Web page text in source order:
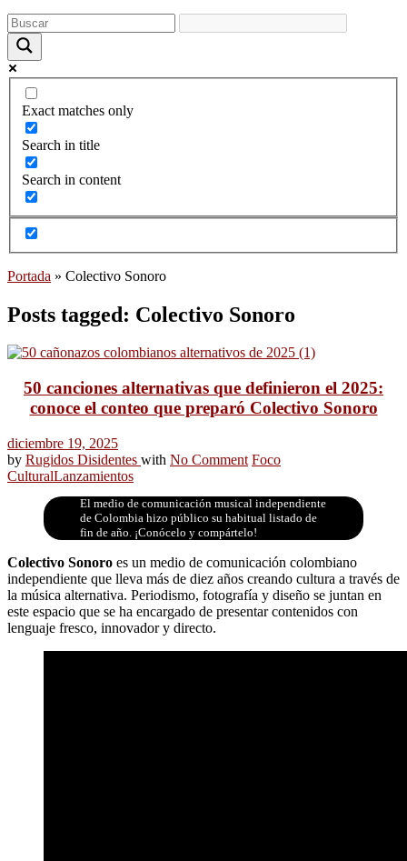
Exact matches only
Search in title
Search in content
Portada » Colectivo Sonoro
Posts tagged: Colectivo Sonoro
50 canciones alternativas que definieron el 2025:
conoce el conteo que preparó Colectivo Sonoro
diciembre 19, 2025
by Rugidos Disidentes with No Comment Foco
CulturalLanzamientos
El medio de comunicación musical independiente
de Colombia hizo público su habitual listado de
fin de año. ¡Conócelo y compártelo!
Colectivo Sonoro es un medio de comunicación colombiano
independiente que lleva más de diez años creando cultura a través de
la música alternativa. Periodismo, fotografía y diseño se juntan en
este espacio que se ha encargado de presentar contenidos con
lenguaje fresco, innovador y directo.